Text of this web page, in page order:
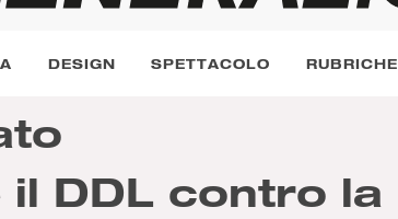
DESIGN SPETTACOLO RUBRICHE
DDL contro la